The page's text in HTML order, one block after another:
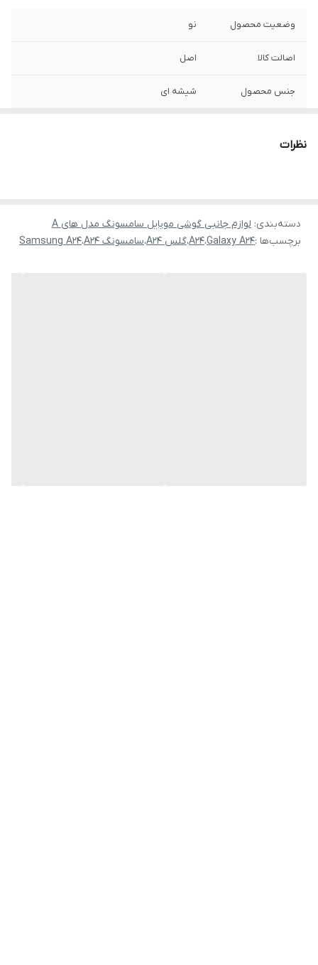
وضعیت محصول نو
اصالت کالا اصل
جنس محصول شیشه ای
نظرات
دسته‌بندی: لوازم جانبی گوشی موبایل سامسونگ مدل های A
برچسب‌ها :Galaxy A24،A24،گلس A24 ،سامسونگ A24 ،Samsung A24